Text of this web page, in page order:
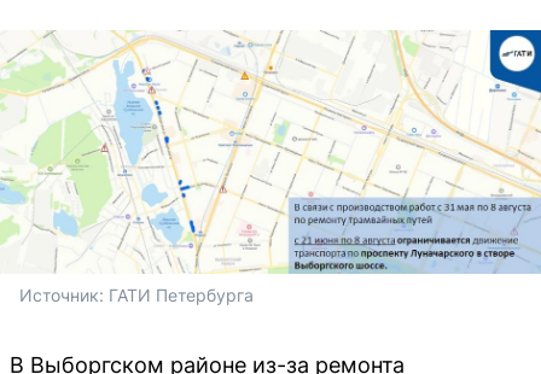
Источник: ГАТИ Петербурга
В Выборгском районе из-за ремонта